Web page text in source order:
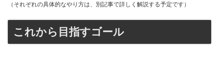
（それぞれの具体的なやり方は、別記事で詳しく解説する予定です）
これから目指すゴール